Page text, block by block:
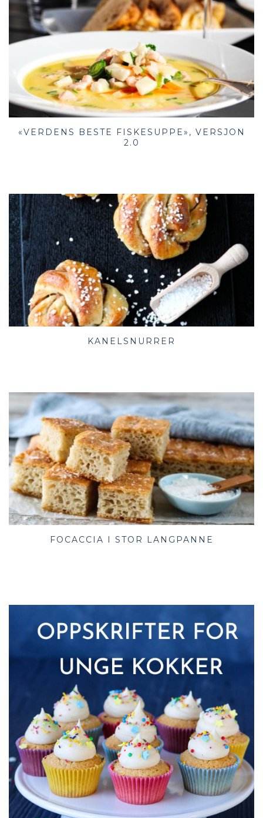
«VERDENS BESTE FISKESUPPE», VERSJON
2.0
KANELSNURRER
FOCACCIA I STOR LANGPANNE